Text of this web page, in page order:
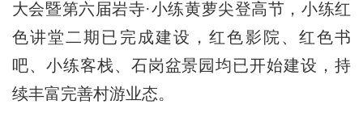
大会暨第六届岩寺·小练黄萝尖登高节，小练红
色讲堂二期已完成建设，红色影院、红色书
吧、小练客栈、石岗盆景园均已开始建设，持
续丰富完善村游业态。